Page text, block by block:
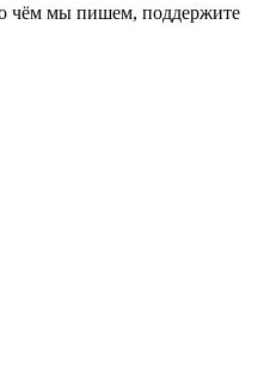
чём мы пишем, поддержите